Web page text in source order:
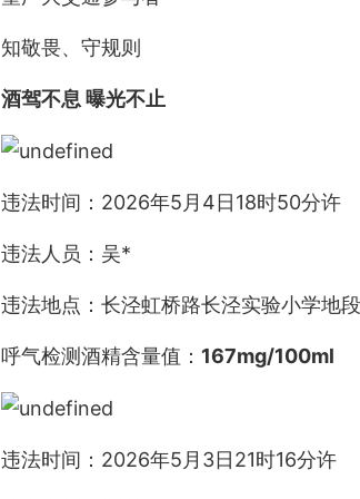
知敬畏、守规则
酒驾不息 曝光不止
违法时间：2026年5月4日18时50分许
违法人员：吴*
违法地点：长泾虹桥路长泾实验小学地段
呼气检测酒精含量值： 167mg/100ml
违法时间：2026年5月3日21时16分许